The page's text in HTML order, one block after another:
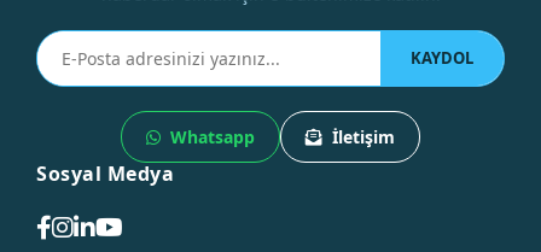
KAYDOL
Whatsapp İletişim
Sosyal Medya